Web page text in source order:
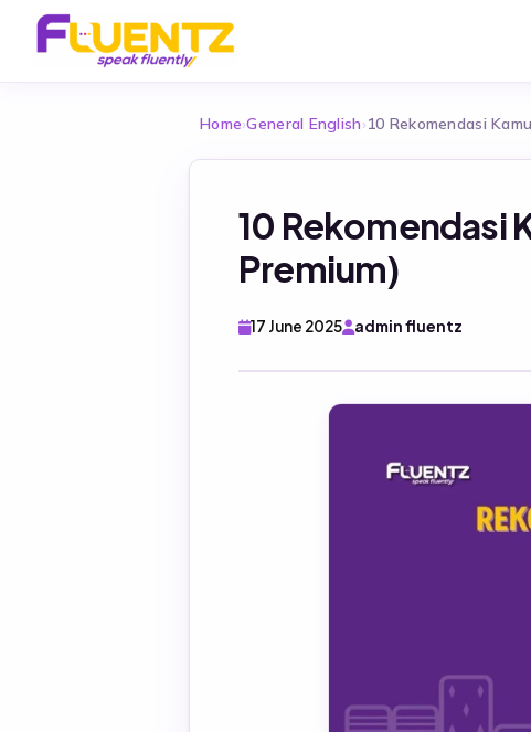
Home›General English›10 Rekomendasi
10 Rekomendasi
Premium)
17 June 2025 admin fluentz